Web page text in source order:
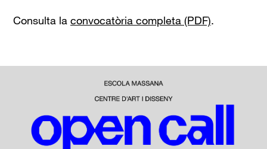
Consulta la convocatòria completa (PDF).